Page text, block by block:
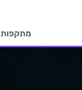
מתקפות DDoS על שרתי המשחק Minecraft